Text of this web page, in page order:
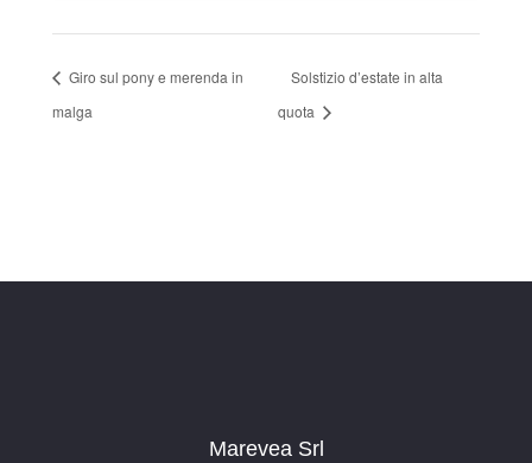
Giro sul pony e merenda in
malga
Solstizio d’estate in alta
quota
Marevea Srl